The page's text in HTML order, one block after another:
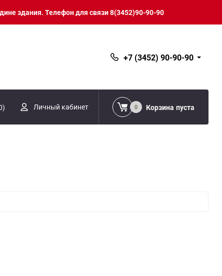
здания. Телефон для связи 8(3452)90-90-90
+7 (3452) 90-90-90
) Личный кабинет 0 Корзина пуста